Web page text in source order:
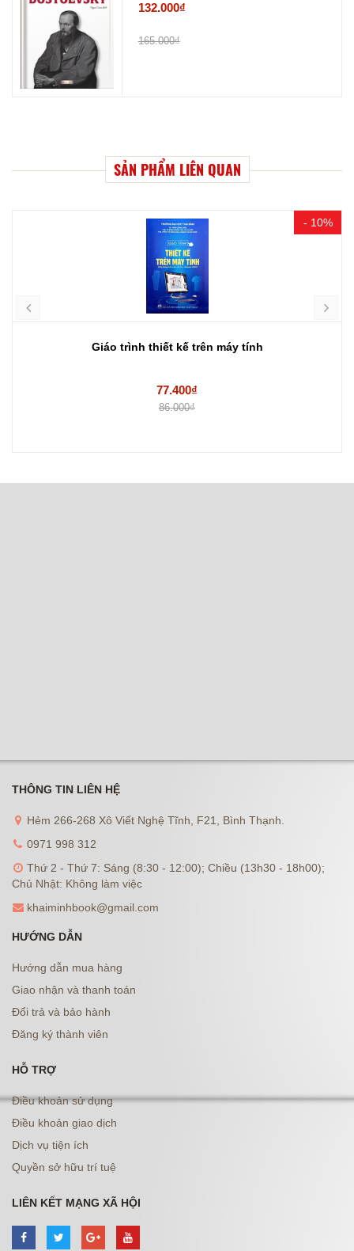
132.000₫
165.000₫
SẢN PHẨM LIÊN QUAN
- 10%
Giáo trình thiết kế trên máy tính
77.400₫
86.000₫
THÔNG TIN LIÊN HỆ
Hẻm 266-268 Xô Viết Nghệ Tĩnh, F21, Bình Thạnh.
0971 998 312
Thứ 2 - Thứ 7: Sáng (8:30 - 12:00); Chiều (13h30 - 18h00);
Chủ Nhật: Không làm việc
khaiminhbook@gmail.com
HƯỚNG DẪN
Hướng dẫn mua hàng
Giao nhận và thanh toán
Đổi trả và bảo hành
Đăng ký thành viên
HỖ TRỢ
Điều khoản sử dụng
Điều khoản giao dịch
Dịch vụ tiện ích
Quyền sở hữu trí tuệ
LIÊN KẾT MẠNG XÃ HỘI